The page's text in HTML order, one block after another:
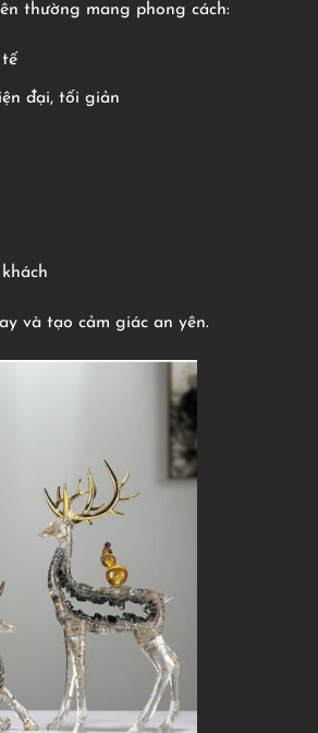
thường mang phong cách:
đại, tối giản
và tạo cảm giác an yên.